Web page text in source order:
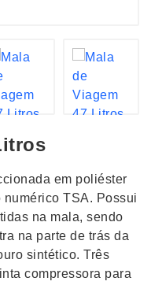
em poliéster
TSA. Possui
na mala, sendo
na parte de trás da
sintético. Três
compressora para